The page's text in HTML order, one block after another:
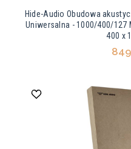
Hide-Audio Obudowa
Uniwersalna - 1000/400/127
400 x